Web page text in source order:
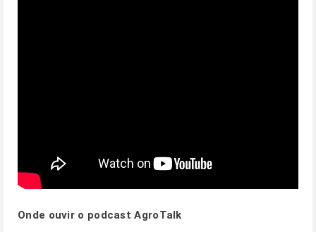
Onde ouvir o podcast AgroTalk